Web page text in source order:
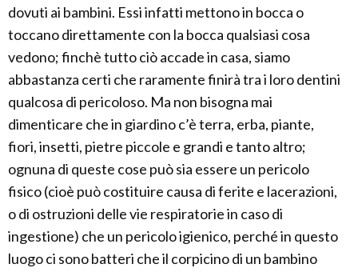
dovuti ai bambini. Essi infatti mettono in bocca o
toccano direttamente con la bocca qualsiasi cosa
vedono; finchè tutto ciò accade in casa, siamo
abbastanza certi che raramente finirà tra i loro dentini
qualcosa di pericoloso. Ma non bisogna mai
dimenticare che in giardino c’è terra, erba, piante,
fiori, insetti, pietre piccole e grandi e tanto altro;
ognuna di queste cose può sia essere un pericolo
fisico (cioè può costituire causa di ferite e lacerazioni,
o di ostruzioni delle vie respiratorie in caso di
ingestione) che un pericolo igienico, perché in questo
luogo ci sono batteri che il corpicino di un bambino